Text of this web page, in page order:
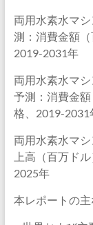
両用水素水マ
測：消費金額（
2019-2031年
両用水素水マ
予測：消費金
格、2019-2031
両用水素水マ
上高（百万ド
2025年
本レポートの主